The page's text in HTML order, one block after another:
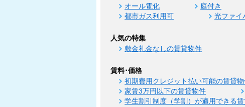
オール電化 庭付き
都市ガス利用可
光ファイ
人気の特集
敷金礼金なしの賃貸物件
賃料･価格
初期費用クレジット払い可能の賃貸
家賃3万円以下の賃貸物件
学生割引制度（学割）が適用できる